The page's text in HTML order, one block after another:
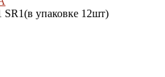
упаковке 12шт)